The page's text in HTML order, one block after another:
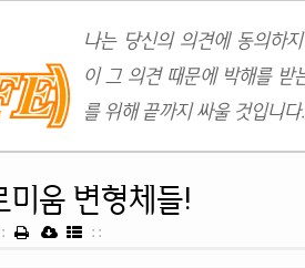
나는 당신의 의견에 동의하
이 그 의견 때문에 박해를 받
를 위해 끝까지 싸울 것입니
미움 변형체들!
::